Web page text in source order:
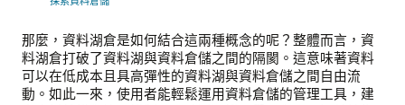
那麼，資料湖倉是如何結合這兩種概念的呢？整體而言，資
料湖倉打破了資料湖與資料倉儲之間的隔閡。這意味著資料
可以在低成本且具高彈性的資料湖與資料倉儲之間自由流
動。如此一來，使用者能輕鬆運用資料倉儲的管理工具，建